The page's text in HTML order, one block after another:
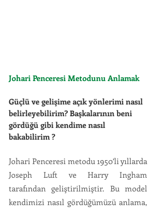
Johari Penceresi Metodunu Anlamak
Güçlü ve gelişime açık yönlerimi nasıl
belirleyebilirim? Başkalarının beni
gördüğü gibi kendime nasıl
bakabilirim ?
Johari Penceresi metodu 1950’li yıllarda
Joseph Luft ve Harry Ingham
tarafından geliştirilmiştir. Bu model
kendimizi nasıl gördüğümüzü anlama,